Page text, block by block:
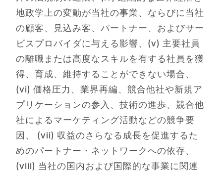
地政学上の変動が当社の事業、ならびに当社
の顧客、見込み客、パートナー、およびサー
ビスプロバイダに与える影響、(v) 主要社員
の離職または高度なスキルを有する社員を獲
得、育成、維持することができない場合、
(vi) 価格圧力、業界再編、競合他社や新規ア
プリケーションの参入、技術の進歩、競合他
社によるマーケティング活動などの競争要
因、 (vii) 収益のさらなる成長を促進するた
めのパートナー・ネットワークへの依存、
(viii) 当社の国内および国際的な事業に関連